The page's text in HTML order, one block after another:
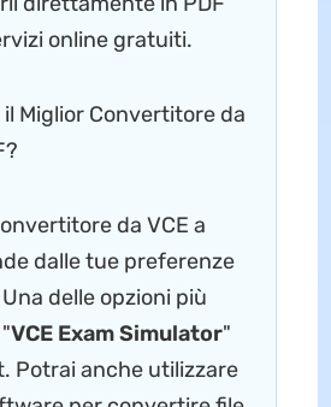
online gratuiti.
il Miglior Convertitore da
da VCE a
dalle tue preferenze
delle opzioni più
VCE Exam Simulator"
Potrai anche utilizzare